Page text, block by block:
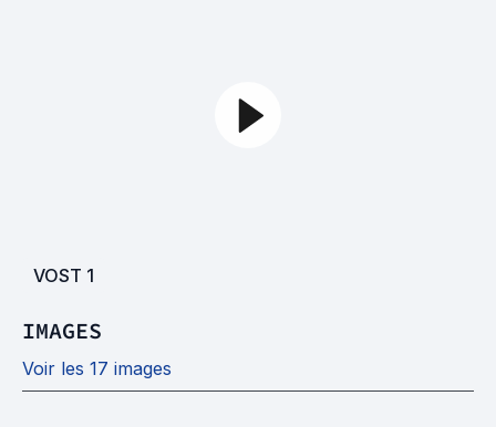
VOST 1
IMAGES
Voir les 17 images